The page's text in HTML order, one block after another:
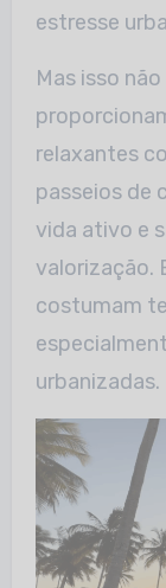
estresse
Mas isso
relaxantes
passeios de
vida ativo e
valorização.
costumam
urbanizadas.